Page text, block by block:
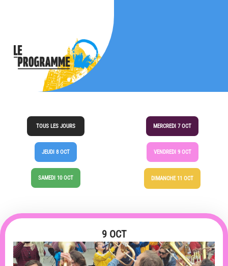
TOUS LES JOURS MERCREDI 7 OCT
JEUDI 8 OCT VENDREDI 9 OCT
SAMEDI 10 OCT DIMANCHE 11 OCT
9 OCT